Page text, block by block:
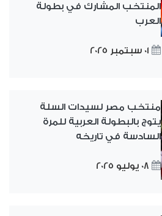
المنتخب المشارك في بطولة
العرب
01 سبتمبر 2025
منتخب مصر لسيدات السلة
يتوج بالبطولة العربية للمرة
السادسة في تاريخه
08 يوليو 2025